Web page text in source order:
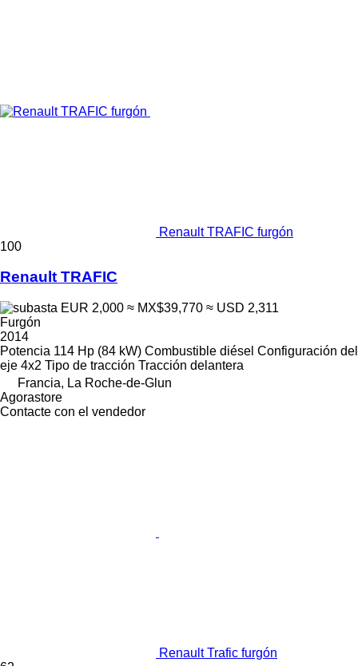
Renault TRAFIC furgón
100
Renault TRAFIC
EUR 2,000 ≈ MX$39,770 ≈ USD 2,311
Furgón
2014
Potencia 114 Hp (84 kW) Combustible diésel Configuración del
eje 4x2 Tipo de tracción Tracción delantera
Francia, La Roche-de-Glun
Agorastore
Contacte con el vendedor
Renault Trafic furgón